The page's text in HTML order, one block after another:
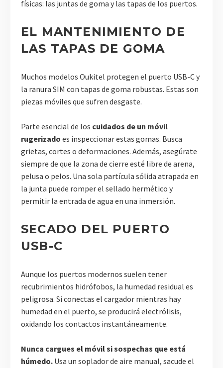
físicas: las juntas de goma y las tapas de los puertos.
EL MANTENIMIENTO DE
LAS TAPAS DE GOMA
Muchos modelos Oukitel protegen el puerto USB-C y
la ranura SIM con tapas de goma robustas. Estas son
piezas móviles que sufren desgaste.
Parte esencial de los cuidados de un móvil
rugerizado es inspeccionar estas gomas. Busca
grietas, cortes o deformaciones. Además, asegúrate
siempre de que la zona de cierre esté libre de arena,
pelusa o pelos. Una sola partícula sólida atrapada en
la junta puede romper el sellado hermético y
permitir la entrada de agua en una inmersión.
SECADO DEL PUERTO
USB-C
Aunque los puertos modernos suelen tener
recubrimientos hidrófobos, la humedad residual es
peligrosa. Si conectas el cargador mientras hay
humedad en el puerto, se producirá electrólisis,
oxidando los contactos instantáneamente.
Nunca cargues el móvil si sospechas que está
húmedo. Usa un soplador de aire manual, sacude el